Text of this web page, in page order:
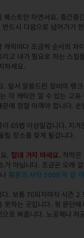
퀘스트만 하면서요. 중간중
드시 다음으로 넘어가기
릭마다 조금씩 순서의
고 내가 필요로 하는 스
하세요.
. 앞서 말씀드린 장비의 랭
각 캐릭만 낄 수 있는 고
에 정말 아껴야 합니다.
65렙 이상일겁니다. 지
릴 장소를 찾게 될겁니다.
. 절대 가지 마세요. 적막
가 아닙니다. 조금은 오래
황혼의 사막 5069(꼭 잘
. 보통 70되자마자 시즌
못하는 곳입니다. 윗 문단
로 봐줍니다. 노공제나